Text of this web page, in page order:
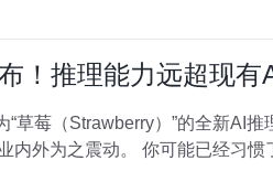
！推理能力远超现有
草莓（Strawberry）”的全新AI
内外为之震动。 你可能已经习惯